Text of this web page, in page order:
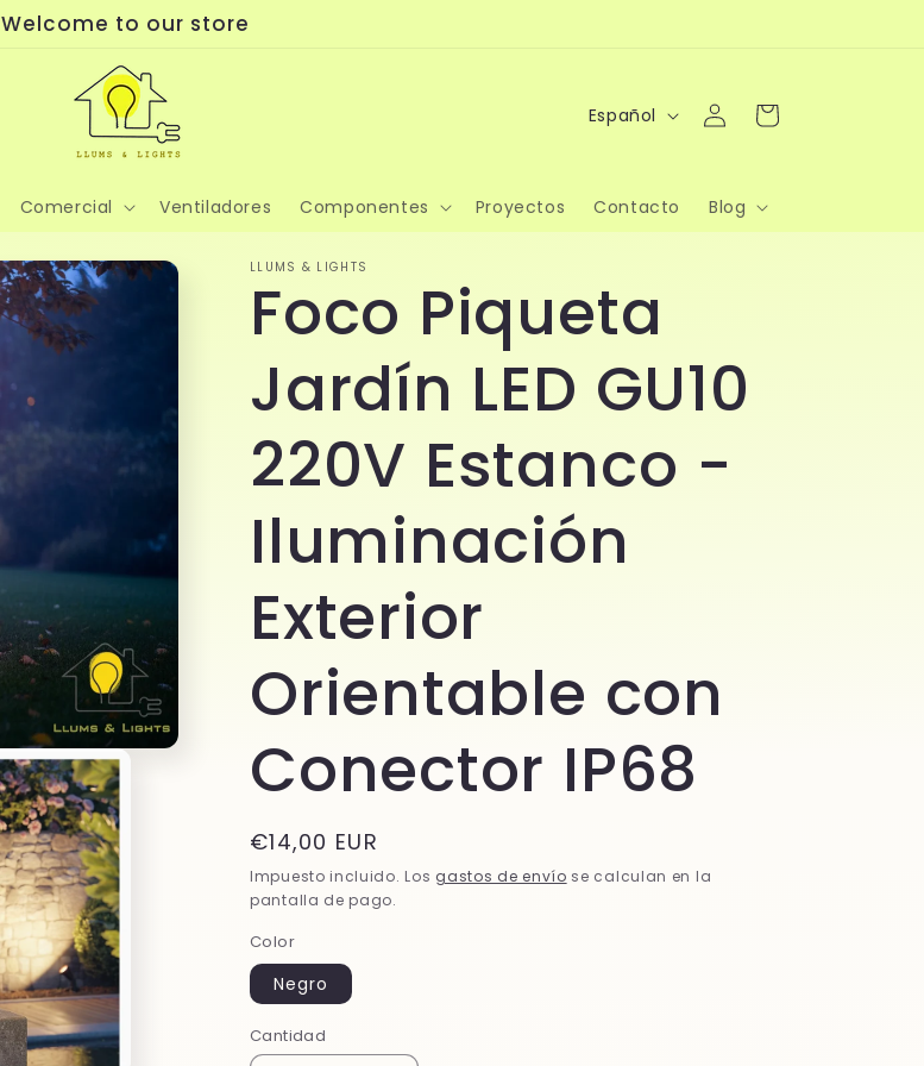
Welcome to our store
Comercial Ventiladores Componentes Proyectos Contacto Blog
o
m
a
Español
Iniciar
sesión
Carrito
LLUMS & LIGHTS
Foco Piqueta
Jardín LED GU10
220V Estanco -
Iluminación
Exterior
Orientable con
Conector IP68
Precio
habitual
€14,00 EUR
Impuesto incluido. Los gastos de envío se calculan en la
pantalla de pago.
Color
Negro
Cantidad